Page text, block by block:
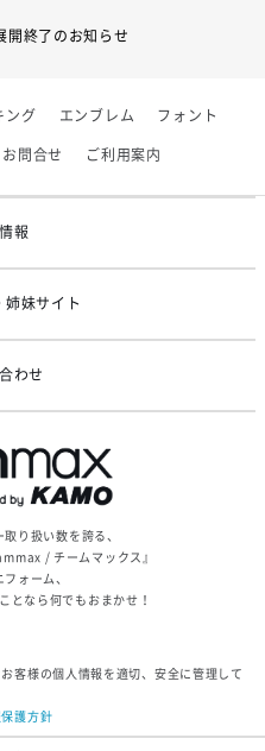
開終了のお知らせ
限り」廃盤のお知らせ
ング エンブレム フォント
お問合せ ご利用案内
報
姉妹サイト
わせ
り扱い数を誇る、
/ チームマックス』
ォーム、
となら何でもおまかせ！
客様の個人情報を適切、安全に管理して
護方針